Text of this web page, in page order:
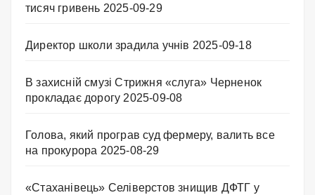
тисяч гривень 2025-09-29
Директор школи зрадила учнів 2025-09-18
В захисній смузі Стрижня «слуга» Черненок
прокладає дорогу 2025-09-08
Голова, який програв суд фермеру, валить все
на прокурора 2025-08-29
«Стаханівець» Селіверстов знищив ДФТГ у